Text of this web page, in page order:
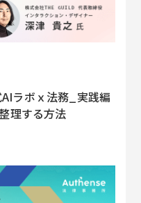
AIラボｘ法務_実践編
理する方法